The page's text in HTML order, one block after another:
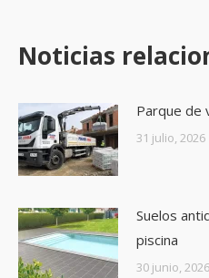
Noticias
Parque de
31 julio, 2026
Suelos
piscina
30 junio, 2026